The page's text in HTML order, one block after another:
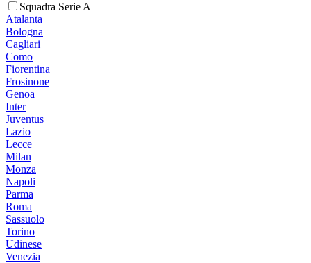
Squadra Serie A
Atalanta
Bologna
Cagliari
Como
Fiorentina
Frosinone
Genoa
Inter
Juventus
Lazio
Lecce
Milan
Monza
Napoli
Parma
Roma
Sassuolo
Torino
Udinese
Venezia